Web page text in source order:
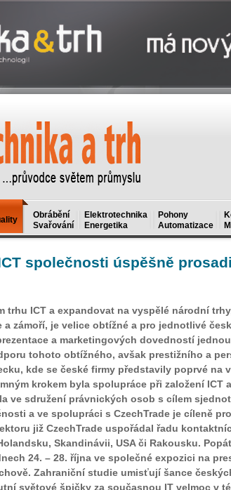
Obrábění
Svařování
Elektrotechnika
Energetika
Pohony
Automatizace
společnosti úspěšně
trhu ICT a expandovat na vyspělé národní
a zámoří, je velice obtížné a pro jednotlivé
a marketingových dovedností
tohoto obtížného, avšak prestižního a
kde se české firmy představily poprvé na
krokem byla spolupráce při založení ICT
ve sdružení právnických osob s cílem
a ve spolupráci s CzechTrade je cíleně
již CzechTrade uspořádal řadu
Skandinávii, USA či Rakousku.
24. – 28. října ve společné expozici na
Zahraniční studie umisťují šance
světové špičky za současnou IT velmoc v